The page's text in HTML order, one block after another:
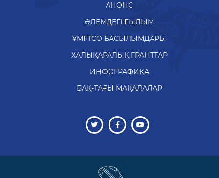
АНОНС
ӘЛЕМДЕГІ ҒЫЛЫМ
ҰМҒТСО БАСЫЛЫМДАРЫ
ХАЛЫҚАРАЛЫҚ ГРАНТТАР
ИНФОГРАФИКА
БАҚ-ТАҒЫ МАҚАЛАЛАР